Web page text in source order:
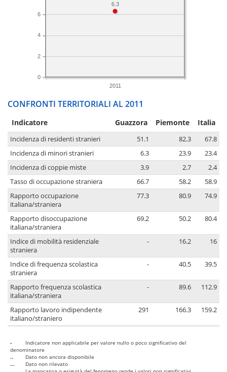
2011
0
2
4
6
6.3
CONFRONTI TERRITORIALI AL 2011
Indicatore Guazzora Piemonte Italia
Incidenza di residenti stranieri 51.1 82.3
67.8
Incidenza di minori stranieri
6.3 23.9
23.4
Incidenza di coppie miste
3.9 2.7
2.4
Tasso di occupazione straniera
66.7 58.2
58.9
Rapporto occupazione
italiana/straniera
77.3 80.9 74.9
Rapporto disoccupazione
italiana/straniera
69.2 50.2 80.4
Indice di mobilità residenziale
straniera
- 16.2 16
Indice di frequenza scolastica
straniera
- 40.5 39.5
Rapporto frequenza scolastica
italiana/straniera
- 89.6 112.9
Rapporto lavoro indipendente
italiano/straniero
291 166.3 159.2
-
Indicatore non applicabile per valore nullo o poco significativo del
denominatore
..
Dato non ancora disponibile
...
Dato non rilevato